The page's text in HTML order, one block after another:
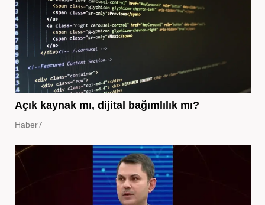
Açık kaynak mı, dijital bağımlılık mı?
Haber7